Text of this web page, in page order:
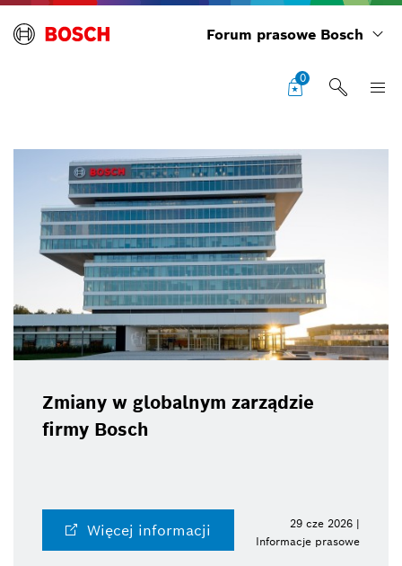
Forum prasowe Bosch
0
Zmiany w globalnym zarządzie
firmy Bosch
Więcej informacji
29 cze 2026 |
Informacje prasowe